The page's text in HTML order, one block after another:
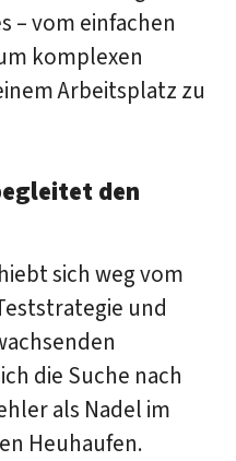
– vom einfachen
komplexen
Arbeitsplatz zu
den
sich weg vom
und
die Suche nach
als Nadel im
Heuhaufen.